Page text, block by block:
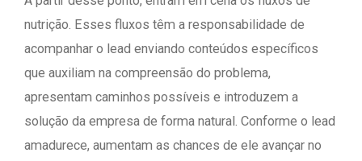
nutrição. Esses fluxos têm a responsabilidade de
acompanhar o lead enviando conteúdos específicos
que auxiliam na compreensão do problema,
apresentam caminhos possíveis e introduzem a
solução da empresa de forma natural. Conforme o lead
amadurece, aumentam as chances de ele avançar no